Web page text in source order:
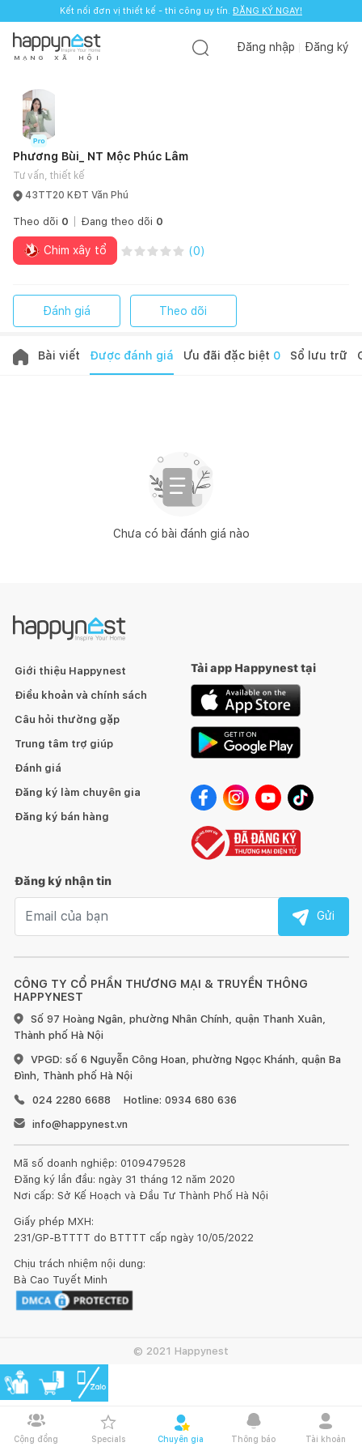
Kết nối đơn vị thiết kế - thi công uy tín. ĐĂNG KÝ NGAY!
M Ạ N G X Ã H Ộ I
Đăng nhập Đăng ký
Cộng đồng Specials Chuyên gia Thông báo Tài khoản
Phương Bùi_ NT Mộc Phúc Lâm
Tư vấn, thiết kế
43TT20 KĐT Văn Phú
Theo dõi 0 Đang theo dõi 0
Chim xây tổ (0)
Đánh giá Theo dõi
Bài viết Được đánh giá Ưu đãi đặc biệt 0 Sổ lưu trữ
Chưa có bài đánh giá nào
CÔNG TY CỔ PHẦN THƯƠNG MẠI & TRUYỀN THÔNG
HAPPYNEST
Số 97 Hoàng Ngân, phường Nhân Chính, quận Thanh Xuân,
Thành phố Hà Nội
VPGD: số 6 Nguyễn Công Hoan, phường Ngọc Khánh, quận Ba
Đình, Thành phố Hà Nội
024 2280 6688
Hotline: 0934 680 636
info@happynest.vn
Mã số doanh nghiệp: 0109479528
Đăng ký lần đầu: ngày 31 tháng 12 năm 2020
Nơi cấp: Sở Kế Hoạch và Đầu Tư Thành Phố Hà Nội
Giấy phép MXH:
231/GP-BTTTT do BTTTT cấp ngày 10/05/2022
Chịu trách nhiệm nội dung:
Bà Cao Tuyết Minh
Giới thiệu Happynest
Điều khoản và chính sách
Câu hỏi thường gặp
Trung tâm trợ giúp
Đánh giá
Đăng ký làm chuyên gia
Đăng ký bán hàng
Tải app Happynest tại
Đăng ký nhận tin
Gửi
© 2021 Happynest